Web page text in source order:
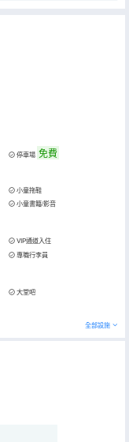
停車場 免費
小童拖鞋
小童書籍/影音
VIP通道入住
專職行李員
大堂吧
全部設施